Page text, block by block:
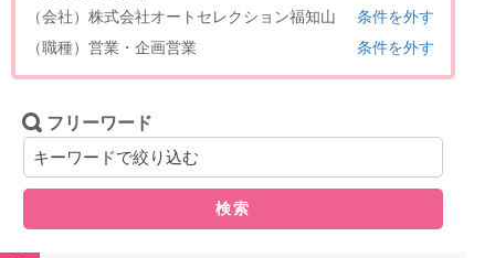
（会社）株式会社オートセレクション福知山
条件を外す
（職種）営業・企画営業
条件を外す
フリーワード
検索